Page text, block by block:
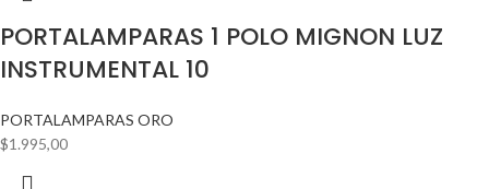
PORTALAMPARAS 1 POLO MIGNON LUZ
INSTRUMENTAL 10
PORTALAMPARAS ORO
$1.995,00